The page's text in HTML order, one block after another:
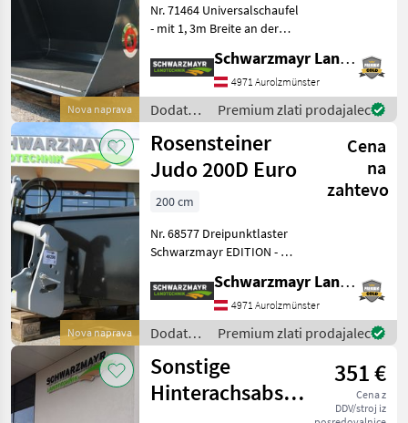
Nova naprava
Nr. 71464 Universalschaufel
- mit 1, 3m Breite an der
Geräteaufnahme - mit
HARDOX-Schürfleiste
110x16mm - mit konischer
Form - mit 0, 4
Schwarzmayr Landtechnik GmbH - Aurolzmünster
4971 Aurolzmünster
Dodatna
oprema
za
traktorje
/ Stoll
Premium zlati prodajalec
Nova naprava
Rosensteiner
Judo 200D Euro
Cena
na
zahtevo
200 cm
Nr. 68577 Dreipunktlaster
Schwarzmayr EDITION - mit
KAT 2 - mit EURO-Anbau
zusätzlich - mit 200x110cm
Ladefläche - mit 50-42cm
Seitenwän
Schwarzmayr Landtechnik GmbH - Aurolzmünster
4971 Aurolzmünster
Dodatna
oprema
za
traktorje
/
Premium zlati prodajalec
Sonstige
Hinterachsabstützung
351 €
Cena z
DDV/stroj iz